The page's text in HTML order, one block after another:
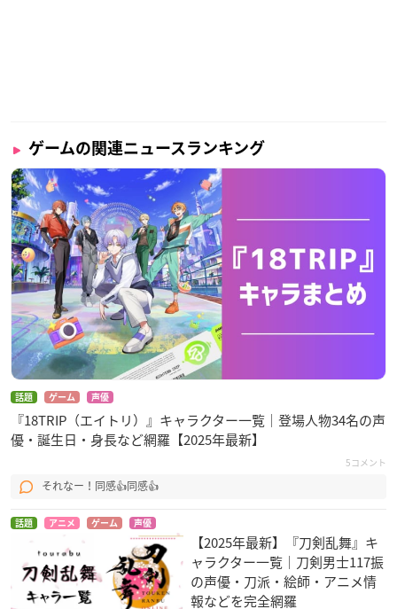
ゲームの関連ニュースランキング
話題 ゲーム 声優
『18TRIP（エイトリ）』キャラクター一覧｜登場人物34名の声
優・誕生日・身長など網羅【2025年最新】
5コメント
それなー！同感👍同感👍
話題 アニメ ゲーム 声優
【2025年最新】『刀剣乱舞』キ
ャラクター一覧｜刀剣男士117振
の声優・刀派・絵師・アニメ情
報などを完全網羅